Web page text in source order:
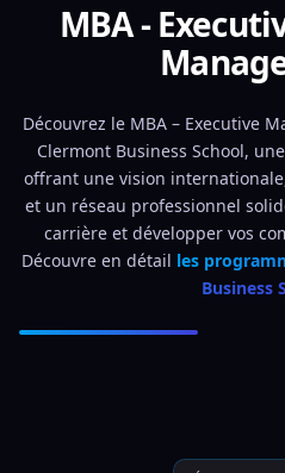
MBA -
Découvrez le MBA – Executive
Clermont Business School,
offrant une vision
et un réseau professionnel
carrière et développer vos
Découvre en détail les
Business